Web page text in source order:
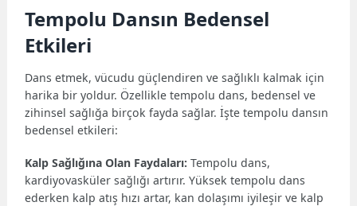
Tempolu Dansın Bedensel
Etkileri
Dans etmek, vücudu güçlendiren ve sağlıklı kalmak için
harika bir yoldur. Özellikle tempolu dans, bedensel ve
zihinsel sağlığa birçok fayda sağlar. İşte tempolu dansın
bedensel etkileri:
Kalp Sağlığına Olan Faydaları: Tempolu dans,
kardiyovasküler sağlığı artırır. Yüksek tempolu dans
ederken kalp atış hızı artar, kan dolaşımı iyileşir ve kalp